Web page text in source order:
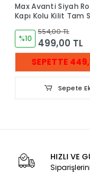
Max Avanti Siyah
Kapı Kolu Kilit Tam
%10
554,00 TL
499,00 TL
SEPETTE
Sepete
HIZLI VE